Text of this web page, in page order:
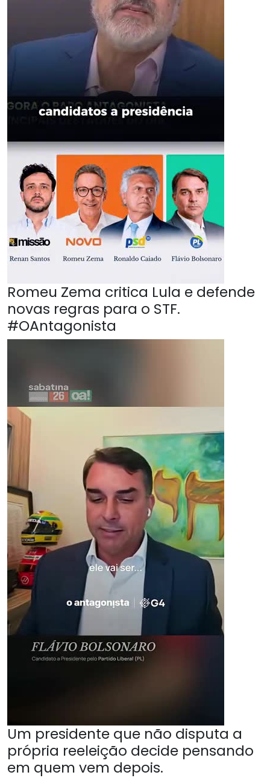
Romeu Zema critica Lula e defende
novas regras para o STF.
#OAntagonista
Um presidente que não disputa a
própria reeleição decide pensando
em quem vem depois.